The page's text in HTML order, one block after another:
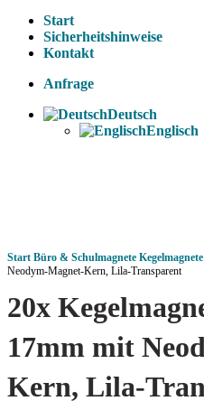
Start
Sicherheitshinweise
Kontakt
Anfrage
Deutsch
Englisch
Start Büro & Schulmagnete Kegelmagnete
Neodym-Magnet-Kern, Lila-Transparent
20x
17mm mit
Kern, Lila-